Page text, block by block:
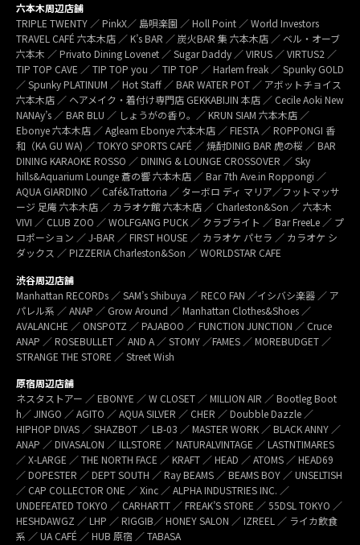
六本木周辺店舗
TRIPLE TWENTY ／ PinkX／ 島唄楽園 ／ Holl Point ／ World Investors
TRAVEL CAFÉ 六本木店 ／ K’s BAR ／ 炭火BAR 集 六本木店 ／ ベル・オーブ
六本木 ／ Privato Dining Lovenet ／ Sugar Daddy ／ VIRUS ／ VIRTUS2 ／
TIP TOP CAVE ／ TIP TOP you ／ TIP TOP ／ Harlem freak ／ Spunky GOLD
／ Spunky PLATINUM ／ Hot Staff ／ BAR WATER POT ／ アボットチョイス
六本木店 ／ ヘアメイク・着付け専門店 GEKKABIJIN 本店 ／ Cecile Aoki New
NANAy’s ／ BAR BLU ／ しょうがの香り。／ KRUN SIAM 六本木店 ／
Ebonye 六本木店 ／ Agleam Ebonye 六本木店 ／ FIESTA ／ ROPPONGI 香
和（KA GU WA) ／ TOKYO SPORTS CAFÉ ／ 焼酎DINIG BAR 虎の桜 ／ BAR
DINING KARAOKE ROSSO ／ DINING & LOUNGE CROSSOVER ／ Sky
hills&Aquarium Lounge 蒼の響 六本木店 ／ Bar 7th Ave.in Roppongi ／
AQUA GIARDINO ／ Café&Trattoria ／ ターボロ ディ マリア／フットマッサ
ージ 足庵 六本木店 ／ カラオケ館 六本木店 ／ Charleston&Son ／ 六本木
VIVI ／ CLUB ZOO ／ WOLFGANG PUCK ／ クラブライト ／ Bar FreeLe ／ プ
ロポーション ／ J-BAR ／ FIRST HOUSE ／ カラオケ パセラ ／ カラオケ シ
ダックス ／ PIZZERIA Charleston&Son ／ WORLDSTAR CAFE
渋谷周辺店舗
Manhattan RECORDs ／ SAM’s Shibuya ／ RECO FAN ／イシバシ楽器 ／ ア
パレル系 ／ ANAP ／ Grow Around ／ Manhattan Clothes&Shoes ／
AVALANCHE ／ ONSPOTZ ／ PAJABOO ／ FUNCTION JUNCTION ／ Cruce
ANAP ／ ROSEBULLET ／ AND A ／ STOMY ／FAMES ／ MOREBUDGET ／
STRANGE THE STORE ／ Street Wish
原宿周辺店舗
ネスタストアー ／ EBONYE ／ W CLOSET ／ MILLION AIR ／ Bootleg Boot
h／ JINGO ／ AGITO ／ AQUA SILVER ／ CHER ／ Doubble Dazzle ／
HIPHOP DIVAS ／ SHAZBOT ／ LB-03 ／ MASTER WORK ／ BLACK ANNY ／
ANAP ／ DIVASALON ／ ILLSTORE ／ NATURALVINTAGE ／ LASTNTIMARES
／ X-LARGE ／ THE NORTH FACE ／ KRAFT ／ HEAD ／ ATOMS ／ HEAD69
／ DOPESTER ／ DEPT SOUTH ／ Ray BEAMS ／ BEAMS BOY ／ UNSELTISH
／ CAP COLLECTOR ONE ／ Xinc ／ ALPHA INDUSTRIES INC. ／
UNDEFEATED TOKYO ／ CARHARTT ／ FREAK’S STORE ／ 55DSL TOKYO ／
HESHDAWGZ ／ LHP ／ RIGGIB／ HONEY SALON ／ IZREEL ／ ライカ飲食
系 ／ UA CAFÉ ／ HUB 原宿 ／ TABASA